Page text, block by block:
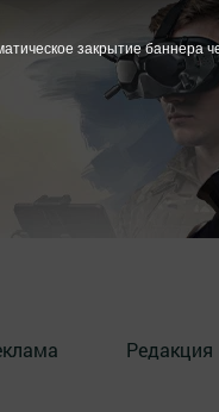
Редакция
закрытие баннера